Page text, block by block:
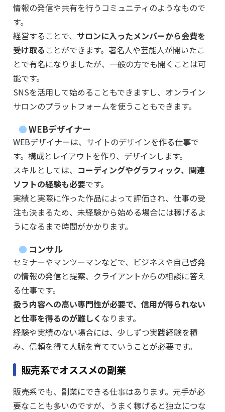
情報の発信や共有を行うコミュニティのようなもので
す。
経営することで、 サロンに入ったメンバーから会費を
受け取る ことができます。著名人や芸能人が開いたこ
とで有名になりましたが、一般の方でも開くことは可
能です。
SNSを活用して始めることもできますし、オンライン
サロンのプラットフォームを使うこともできます。
WEBデザイナー
WEBデザイナーは、サイトのデザインを作る仕事で
す。構成とレイアウトを作り、デザインします。
スキルとしては、 コーディングやグラフィック、関連
ソフトの経験も必要です。
実績と実際に作った作品によって評価され、仕事の受
注も決まるため、未経験から始める場合には稼げるよ
うになるまで時間がかかります。
コンサル
セミナーやマンツーマンなどで、ビジネスや自己啓発
の情報の発信と提案、クライアントからの相談に答え
る仕事です。
扱う内容への高い専門性が必要で、信用が得られない
と仕事を得るのが難しく なります。
経験や実績のない場合には、少しずつ実践経験を積
み、信頼を得て人脈を育てていうことが必要です。
販売系でオススメの副業
販売系でも、副業にできる仕事はあります。元手が必
要なことも多いのですが、うまく稼げると独立につな